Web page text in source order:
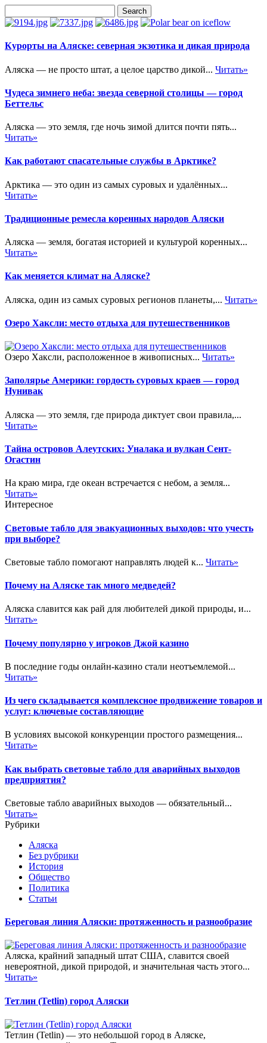
Курорты на Аляске: северная экзотика и дикая природа
Аляска — не просто штат, а целое царство дикой... Читать»
Чудеса зимнего неба: звезда северной столицы — город
Беттельс
Аляска — это земля, где ночь зимой длится почти пять...
Читать»
Как работают спасательные службы в Арктике?
Арктика — это один из самых суровых и удалённых...
Читать»
Традиционные ремесла коренных народов Аляски
Аляска — земля, богатая историей и культурой коренных...
Читать»
Как меняется климат на Аляске?
Аляска, один из самых суровых регионов планеты,... Читать»
Озеро Хаксли: место отдыха для путешественников
Озеро Хаксли, расположенное в живописных... Читать»
Заполярье Америки: гордость суровых краев — город
Нунивак
Аляска — это земля, где природа диктует свои правила,...
Читать»
Тайна островов Алеутских: Уналака и вулкан Сент-
Огастин
На краю мира, где океан встречается с небом, а земля...
Читать»
Интересное
Световые табло для эвакуационных выходов: что учесть
при выборе?
Световые табло помогают направлять людей к... Читать»
Почему на Аляске так много медведей?
Аляска славится как рай для любителей дикой природы, и...
Читать»
Почему популярно у игроков Джой казино
В последние годы онлайн-казино стали неотъемлемой...
Читать»
Из чего складывается комплексное продвижение товаров и
услуг: ключевые составляющие
В условиях высокой конкуренции простого размещения...
Читать»
Как выбрать световые табло для аварийных выходов
предприятия?
Световые табло аварийных выходов — обязательный...
Читать»
Рубрики
Аляска
Без рубрики
История
Общество
Политика
Статьи
Береговая линия Аляски: протяженность и разнообразие
Аляска, крайний западный штат США, славится своей
невероятной, дикой природой, и значительная часть этого...
Читать»
Тетлин (Tetlin) город Аляски
Тетлин (Tetlin) — это небольшой город в Аляске,